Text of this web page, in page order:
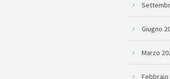
Giugno
Marzo
Febbraio